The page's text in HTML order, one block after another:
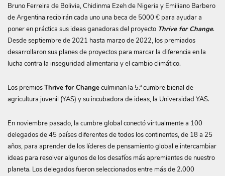
Bruno Ferreira de Bolivia, Chidinma Ezeh de Nigeria y Emiliano Barbero
de Argentina recibirán cada uno una beca de 5000 € para ayudar a
poner en práctica sus ideas ganadoras del proyecto Thrive for Change.
Desde septiembre de 2021 hasta marzo de 2022, los premiados
desarrollaron sus planes de proyectos para marcar la diferencia en la
lucha contra la inseguridad alimentaria y el cambio climático.
Los premiosThrive for Changeculminan la 5.ª cumbre bienal de
agricultura juvenil (YAS) y su incubadora de ideas, la Universidad YAS.
En noviembre pasado, la cumbre global conectó virtualmente a 100
delegados de 45 países diferentes de todos los continentes, de 18 a 25
años, para aprender de los líderes de pensamiento global e intercambiar
ideas para resolver algunos de los desafíos más apremiantes de nuestro
planeta. Los delegados fueron seleccionados entre más de 2.000